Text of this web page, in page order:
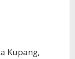
Kupang,